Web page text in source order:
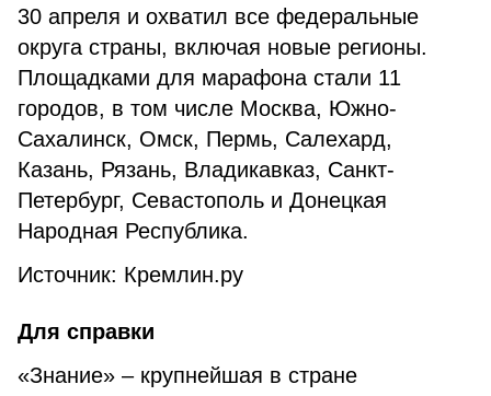
30 апреля и охватил все федеральные
округа страны, включая новые регионы.
Площадками для марафона стали 11
городов, в том числе Москва, Южно-
Сахалинск, Омск, Пермь, Салехард,
Казань, Рязань, Владикавказ, Санкт-
Петербург, Севастополь и Донецкая
Народная Республика.
Источник: Кремлин.ру
Для справки
«Знание» – крупнейшая в стране